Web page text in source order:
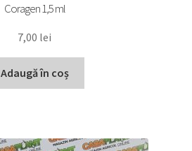
Coragen 1,5 ml
7,00 lei
Adaugă în coș